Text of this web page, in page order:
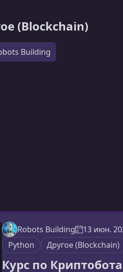
(Blockchain)
Building
Robots Building
13 июн.
Python
Другоe (Blockchain)
Курс по